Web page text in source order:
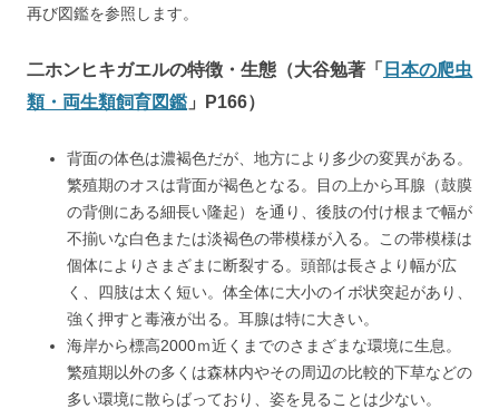
再び図鑑を参照します。
二ホンヒキガエルの特徴・生態（大谷勉著「 日本の爬虫
類・両生類飼育図鑑 」P166）
背面の体色は濃褐色だが、地方により多少の変異がある。
繁殖期のオスは背面が褐色となる。目の上から耳腺（鼓膜
の背側にある細長い隆起）を通り、後肢の付け根まで幅が
不揃いな白色または淡褐色の帯模様が入る。この帯模様は
個体によりさまざまに断裂する。頭部は長さより幅が広
く、四肢は太く短い。体全体に大小のイボ状突起があり、
強く押すと毒液が出る。耳腺は特に大きい。
海岸から標高2000ｍ近くまでのさまざまな環境に生息。
繁殖期以外の多くは森林内やその周辺の比較的下草などの
多い環境に散らばっており、姿を見ることは少ない。